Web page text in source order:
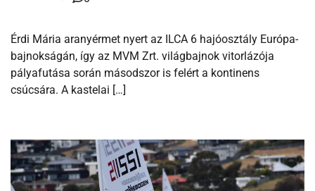
Érdi Mária aranyérmet nyert az ILCA 6 hajóosztály Európa-
bajnokságán, így az MVM Zrt. világbajnok vitorlázója
pályafutása során másodszor is felért a kontinens
csúcsára. A kastelai […]